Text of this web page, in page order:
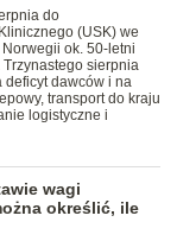
do
(USK) we
Norwegii ok. 50-letni
sierpnia
deficyt dawców i na
transport do kraju
logistyczne i
wagi
określić, ile